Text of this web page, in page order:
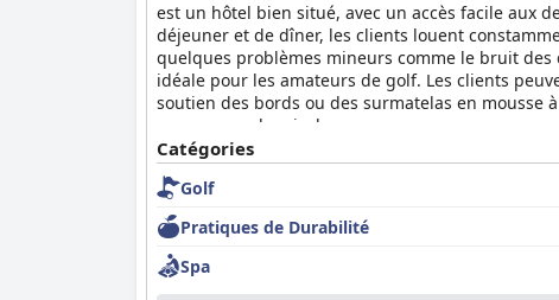
est un hôtel bien situé, avec un accès facile aux
déjeuner et de dîner, les clients louent
quelques problèmes mineurs comme le bruit
idéale pour les amateurs de golf. Les clients
soutien des bords ou des surmatelas en mousse
un personnel amical.
Catégories
Golf
Pratiques de Durabilité
Spa